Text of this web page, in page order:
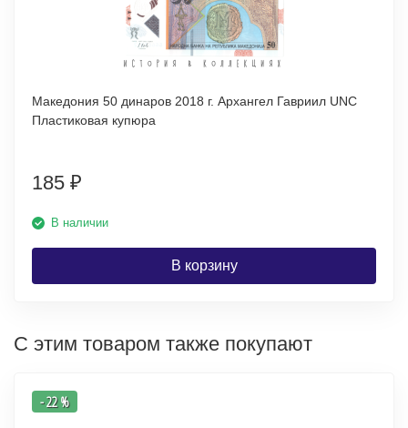
Македония 50 динаров 2018 г. Архангел Гавриил UNC
Пластиковая купюра
185 ₽
В наличии
В корзину
С этим товаром также покупают
- 22 %